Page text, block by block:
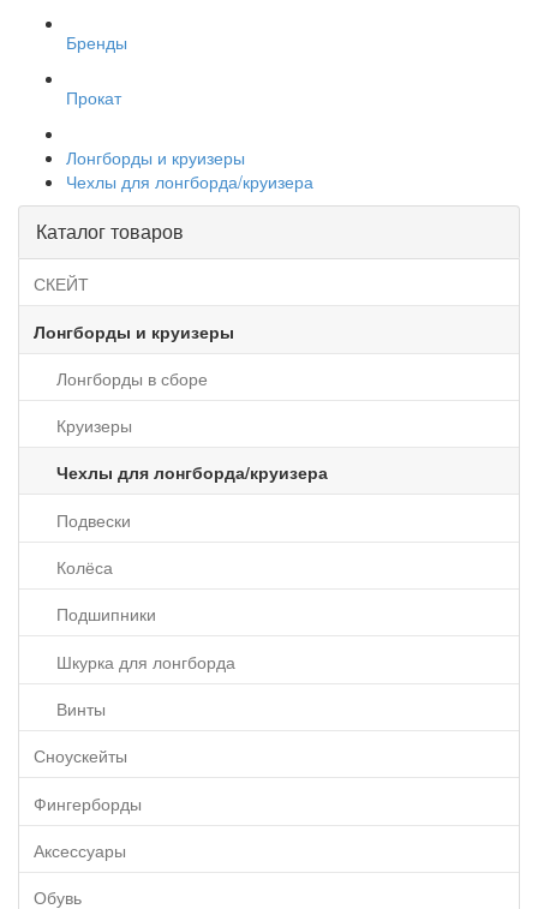
Бренды
Прокат
Лонгборды и круизеры
Чехлы для лонгборда/круизера
Каталог товаров
СКЕЙТ
Лонгборды и круизеры
Лонгборды в сборе
Круизеры
Чехлы для лонгборда/круизера
Подвески
Колёса
Подшипники
Шкурка для лонгборда
Винты
Сноускейты
Фингерборды
Аксессуары
Обувь